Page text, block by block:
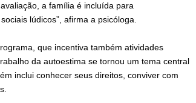
a família é incluída para
lúdicos”, afirma a psicóloga.
que incentiva também atividades
da autoestima se tornou um tema central
inclui conhecer seus direitos, conviver com